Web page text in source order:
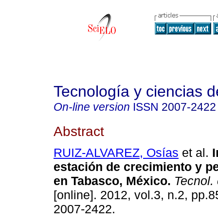
Tecnología y ciencias
On-line version ISSN 2007-2422
Abstract
RUIZ-ALVAREZ, Osías et al.
estación de crecimiento y
en Tabasco, México.
[online]. 2012, vol.3, n.2,
2007-2422.